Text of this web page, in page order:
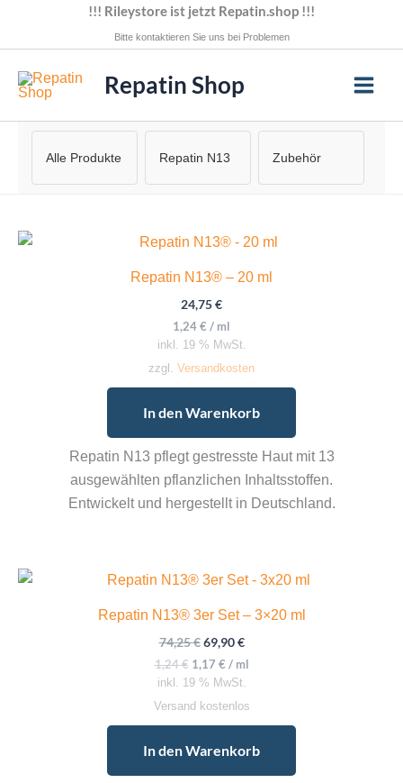
!!! Rileystore ist jetzt Repatin.shop !!!
Bitte kontaktieren Sie uns bei Problemen
Repatin Shop
Alle Produkte Repatin N13 Zubehör
Repatin N13® – 20 ml
24,75€
1,24€ / ml
inkl. 19 % MwSt.
zzgl. Versandkosten
In den Warenkorb
Repatin N13 pflegt gestresste Haut mit 13
ausgewählten pflanzlichen Inhaltsstoffen.
Entwickelt und hergestellt in Deutschland.
Repatin N13® 3er Set – 3×20 ml
74,25€ Ursprünglicher
Preis
war:
74,25 €
69,90€Aktueller
Preis
ist:
69,90 €.
1,24€ 1,17 € / ml
inkl. 19 % MwSt.
Versand kostenlos
In den Warenkorb